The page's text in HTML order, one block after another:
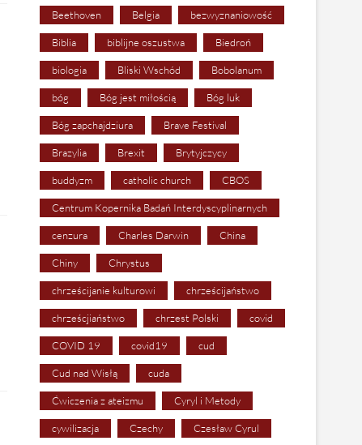
Beethoven Belgia bezwyznaniowość
Biblia biblijne oszustwa Biedroń
biologia Bliski Wschód Bobolanum
bóg Bóg jest miłością Bóg luk
Bóg zapchajdziura Brave Festival
Brazylia Brexit Brytyjczycy
buddyzm catholic church CBOS
Centrum Kopernika Badań Interdyscyplinarnych
cenzura Charles Darwin China
Chiny Chrystus
chrześcijanie kulturowi chrześcijaństwo
chrześcjiaństwo chrzest Polski covid
COVID 19 covid19 cud
Cud nad Wisłą cuda
Ćwiczenia z ateizmu Cyryl i Metody
cywilizacja Czechy Czesław Cyrul